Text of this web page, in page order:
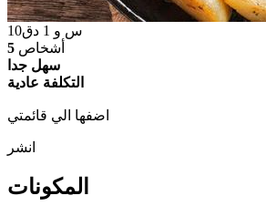
10 س و 1 دق
5 أشخاص
سهل جدا
التكلفة عادية
اضفها الي قائمتي
انشر
المكونات